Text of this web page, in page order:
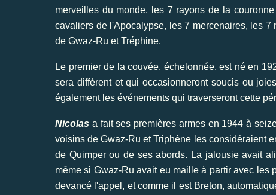
merveilles du monde, les 7 rayons de la
cavaliers de l'Apocalypse, les 7 mercenaires, les
de Gwaz-Ru et Tréphine.
Le premier de la couvée, échelonnée, est né en
sera différent et qui occasionneront soucis ou
également les événements qui traverseront cette
Nicolas a fait ses premières armes en 1944 à
voisins de Gwaz-Ru et Triphène les considéraient
de Quimper ou de ses abords. La jalousie avait
même si Gwaz-Ru avait eu maille à partir avec les
devancé l'appel, et comme il est Breton,